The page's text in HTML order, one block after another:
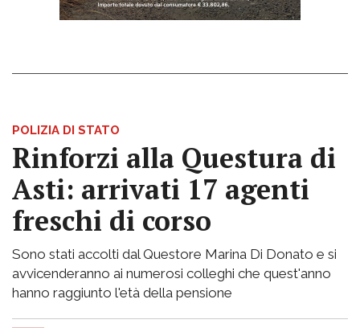
POLIZIA DI STATO
Rinforzi alla Questura di
Asti: arrivati 17 agenti
freschi di corso
Sono stati accolti dal Questore Marina Di Donato e si
avvicenderanno ai numerosi colleghi che quest'anno
hanno raggiunto l'età della pensione